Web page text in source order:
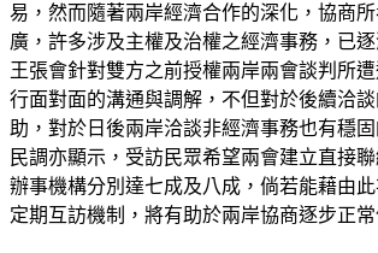
易，然而隨著兩岸經濟合作的深化，協商
廣，許多涉及主權及治權之經濟事務，已
王張會針對雙方之前授權兩岸兩會談判所
行面對面的溝通與調解，不但對於後續洽
助，對於日後兩岸洽談非經濟事務也有穩
民調亦顯示，受訪民眾希望兩會建立直接
辦事機構分別達七成及八成，倘若能藉由
定期互訪機制，將有助於兩岸協商逐步正常